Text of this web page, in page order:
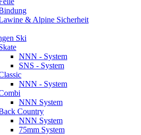
& Alpine Sicherheit
Ski
NNN - System
SNS - System
NNN - System
NNN System
Country
NNN System
75mm System